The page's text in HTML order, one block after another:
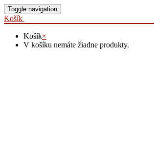
Toggle navigation
Košík
Košík×
V košíku nemáte žiadne produkty.